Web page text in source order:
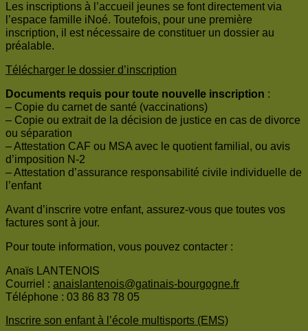
Les inscriptions à l’accueil jeunes se font directement via
l’espace famille iNoé. Toutefois, pour une première
inscription, il est nécessaire de constituer un dossier au
préalable.
Télécharger le dossier d’inscription
Documents requis pour toute nouvelle inscription :
– Copie du carnet de santé (vaccinations)
– Copie ou extrait de la décision de justice en cas de divorce
ou séparation
– Attestation CAF ou MSA avec le quotient familial, ou avis
d’imposition N-2
– Attestation d’assurance responsabilité civile individuelle de
l’enfant
Avant d’inscrire votre enfant, assurez-vous que toutes vos
factures sont à jour.
Pour toute information, vous pouvez contacter :
Anaïs LANTENOIS
Courriel : anaislantenois@gatinais-bourgogne.fr
Téléphone : 03 86 83 78 05
Inscrire son enfant à l’école multisports (EMS)